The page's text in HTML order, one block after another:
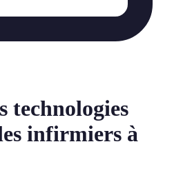
technologies
infirmiers à